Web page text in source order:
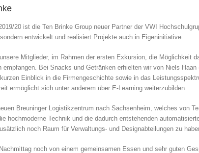
20 ist die Ten Brinke Group neuer Partner der VWI
entwickelt und realisiert Projekte auch in Eigeninitiative.
Mitglieder, im Rahmen der ersten Exkursion, die Möglichkeit
empfangen. Bei Snacks und Getränken erhielten wir von Niels
Einblick in die Firmengeschichte sowie in das
ermöglicht sich unter anderem über E-Learning weiterzubilden.
Breuninger Logistikzentrum nach Sachsenheim, welches von
hochmoderne Technik und die dadurch entstehenden
noch Raum für Verwaltungs- und Designabteilungen zu
noch von einem gemeinsamen Essen und sehr guten